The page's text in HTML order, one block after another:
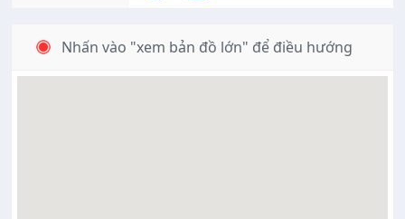
Nhấn vào "xem bản đồ lớn" để điều hướng